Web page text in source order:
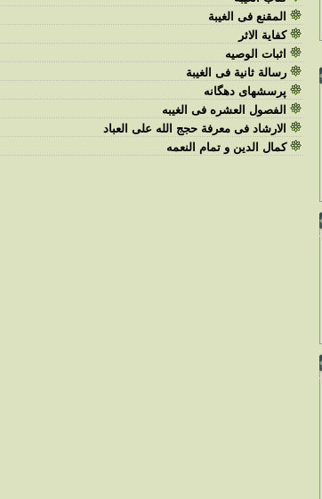
المقنع فى الغيبة
كفاية الاثر
اثبات الوصيه
رسالة ثانية فى الغيبة
پرسشهاى دهگانه
الفصول العشره فى الغيبه
الارشاد فى معرفة حجج الله على العباد
كمال الدين و تمام النعمه